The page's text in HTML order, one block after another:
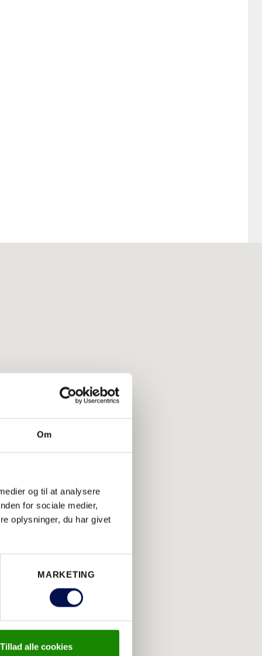
Om
og til at analysere
for sociale medier,
oplysninger, du har givet
MARKETING
Tillad alle cookies